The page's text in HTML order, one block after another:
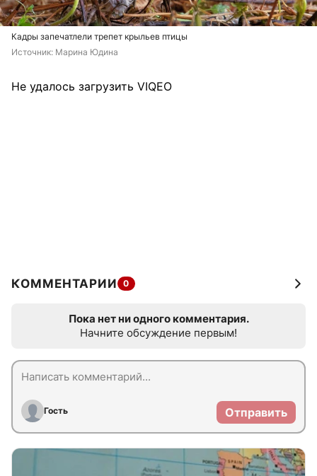
Кадры запечатлели трепет крыльев птицы
Источник: Марина Юдина
Не удалось загрузить VIQEO
КОММЕНТАРИИ 0
Пока нет ни одного комментария.
Начните обсуждение первым!
Гость Отправить